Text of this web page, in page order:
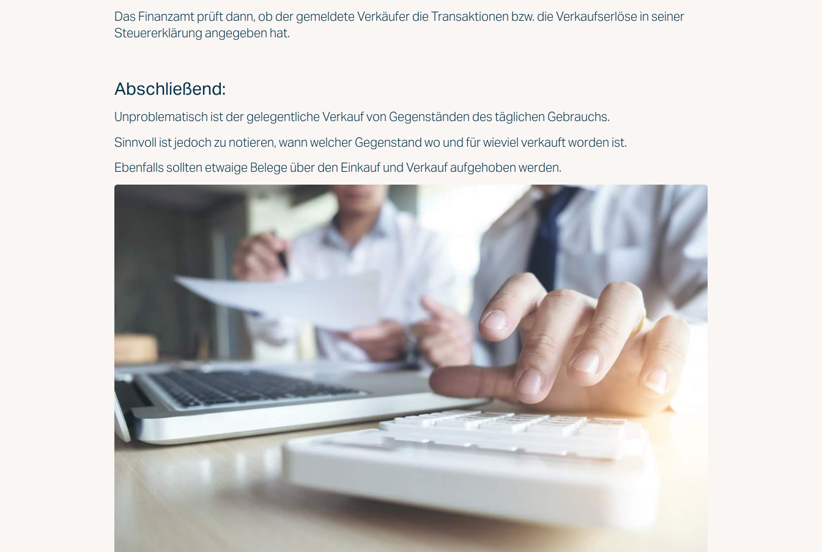
Das Finanzamt prüft dann, ob der gemeldete Verkäufer die Transaktionen bzw. die Verkaufserlöse in seiner
Steuererklärung angegeben hat.
Abschließend:
Unproblematisch ist der gelegentliche Verkauf von Gegenständen des täglichen Gebrauchs.
Sinnvoll ist jedoch zu notieren, wann welcher Gegenstand wo und für wieviel verkauft worden ist.
Ebenfalls sollten etwaige Belege über den Einkauf und Verkauf aufgehoben werden.